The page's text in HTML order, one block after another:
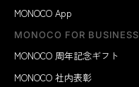
MONOCO App
MONOCO FOR BUSINESS
MONOCO 周年記念ギフト
MONOCO 社内表彰